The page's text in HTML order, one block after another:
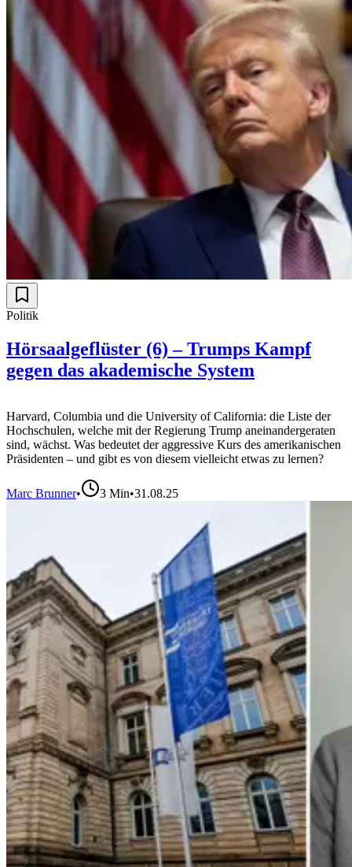
Politik
Hörsaalgeflüster (6) – Trumps Kampf
gegen das akademische System
Harvard, Columbia und die University of California: die Liste der
Hochschulen, welche mit der Regierung Trump aneinandergeraten
sind, wächst. Was bedeutet der aggressive Kurs des amerikanischen
Präsidenten – und gibt es von diesem vielleicht etwas zu lernen?
Marc Brunner• 3 Min•31.08.25